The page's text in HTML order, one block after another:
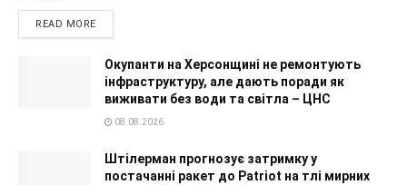
READ MORE
Окупанти на Херсонщині не ремонтують
інфраструктуру, але дають поради як
виживати без води та світла – ЦНС
08.08.2026
Штілерман прогнозує затримку у
постачанні ракет до Patriot на тлі мирних